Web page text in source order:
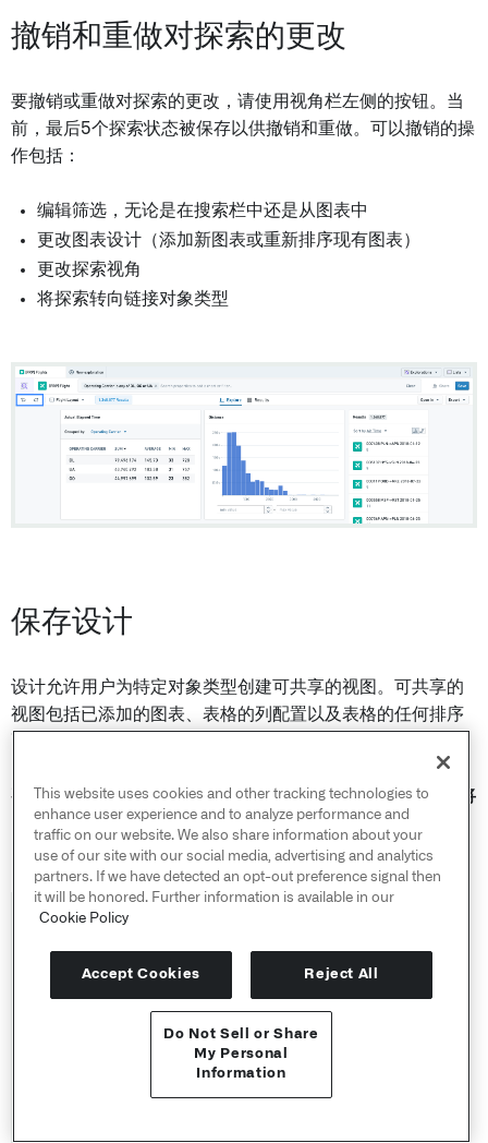
Send feedback
撤销和重做对探索的更改
要撤销或重做对探索的更改，请使用视角栏左侧的按钮。当
前，最后5个探索状态被保存以供撤销和重做。可以撤销的操
作包括：
编辑筛选，无论是在搜索栏中还是从图表中
更改图表设计（添加新图表或重新排序现有图表）
更改探索视角
将探索转向链接对象类型
保存设计
设计允许用户为特定对象类型创建可共享的视图。可共享的
视图包括已添加的图表、表格的列配置以及表格的任何排序
要保存设计，请打开屏幕左上角的设计选择器（A）并选择
将
当前视图（例如图表、排序等）保存为新设计（B）。
This website uses cookies and other tracking technologies to
enhance user experience and to analyze performance and
traffic on our website. We also share information about your
use of our site with our social media, advertising and analytics
partners. If we have detected an opt-out preference signal then
it will be honored. Further information is available in our
Cookie Policy
Accept Cookies Reject All
Do Not Sell or Share
My Personal
Information